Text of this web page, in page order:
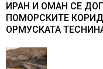
ИРАН И ОМАН СЕ
ПОМОРСКИТЕ
ОРМУСКАТА